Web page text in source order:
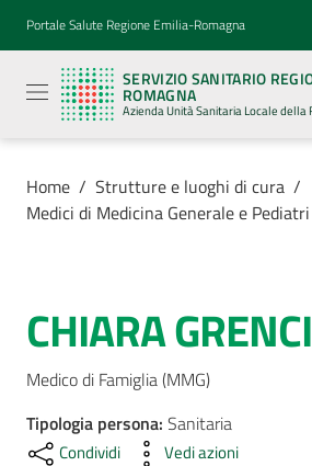
Vai al contenuto
Vai alla navigazione
Vai al footer
Portale Salute Regione Emilia-Romagna
SERVIZIO SANITARIO
ROMAGNA
Azienda Unità Sanitaria Locale della
Sanitario
Regionale
Emilia-
Romagna
Azienda
Sanitaria
Locale della
Romagna
Luoghi
di
Home / Strutture e luoghi di cura /
Medici di Medicina Generale e
Salta al contenuto
CHIARA GRENCI
Medico di Famiglia (MMG)
Tipologia persona: Sanitaria
Condividi Vedi azioni